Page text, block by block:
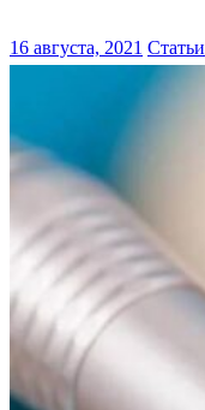
16 августа, 2021 Статьи